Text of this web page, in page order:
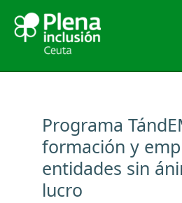
contenido
Programa
formación y
entidades sin
lucro